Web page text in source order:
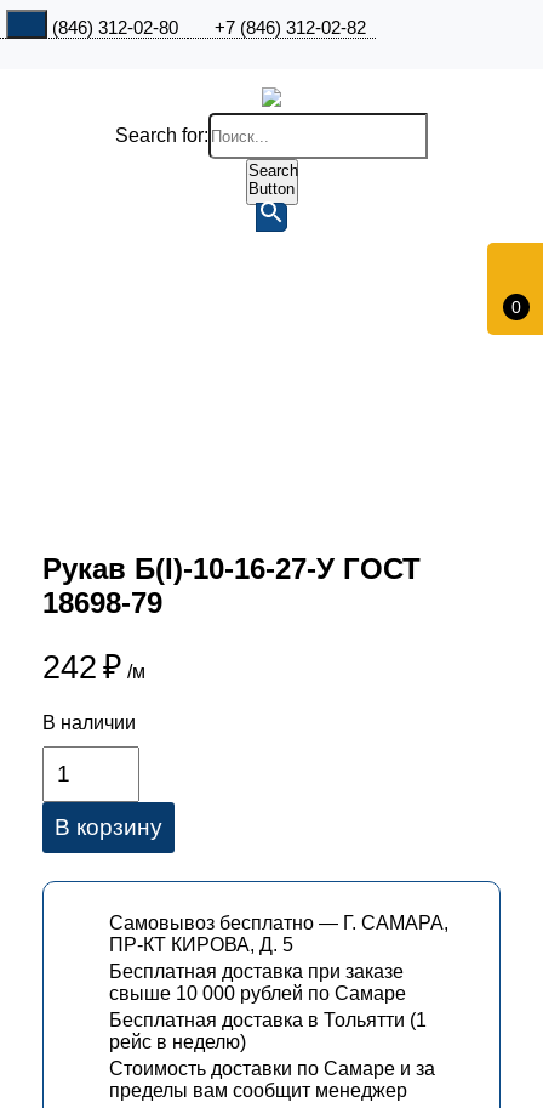
+7 (846) 312-02-80 +7 (846) 312-02-82
0
Search for:
Search
Button
Рукав Б(I)-10-16-27-У ГОСТ
18698-79
242 ₽ /м
В наличии
В корзину
Самовывоз бесплатно — Г. САМАРА,
ПР-КТ КИРОВА, Д. 5
Бесплатная доставка при заказе
свыше 10 000 рублей по Самаре
Бесплатная доставка в Тольятти (1
рейс в неделю)
Стоимость доставки по Самаре и за
пределы вам сообщит менеджер